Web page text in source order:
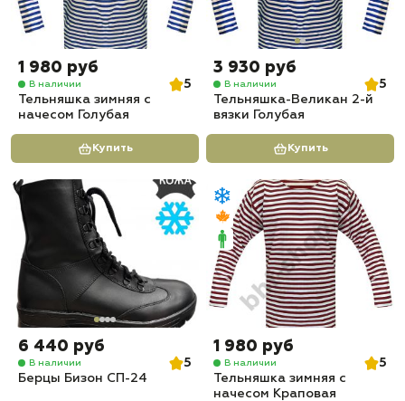
1 980 руб
В наличии
5
Тельняшка зимняя с
начесом Голубая
Купить
3 930 руб
В наличии
5
Тельняшка-Великан 2-й
вязки Голубая
Купить
6 440 руб
В наличии
5
Берцы Бизон СП-24
1 980 руб
В наличии
5
Тельняшка зимняя с
начесом Краповая